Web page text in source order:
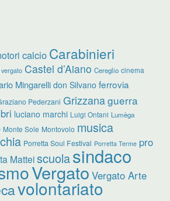
calcio Carabinieri
Castel d’Aiano Cereglio cinema
Mingarelli don Silvano ferrovia
Pederzani Grizzanaguerra
luciano marchi Luigi Ontani Lumèga
Monte Sole Montovolo musica
Porretta Soul Festival Porretta Terme pro
Matteiscuolasindaco
Vergato Vergato Arte
volontariato